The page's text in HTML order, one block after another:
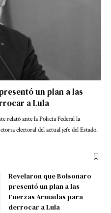
un plan a las
a Lula
relató ante la Policía Federal la
electoral del actual jefe del Estado.
Revelaron que Bolsonaro
presentó un plan a las
Fuerzas Armadas para
derrocar a Lula